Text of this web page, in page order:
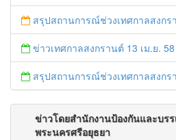
สรุปสถานการณ์ช่วงเทศกาลสงกรานต์ วันที่
ข่าวเทศกาลสงกรานต์ 13 เม.ย. 58
สรุปสถานการณ์ช่วงเทศกาลสงกรานต์ วันที่
ข่าวโดยสำนักงานป้องกันและบร
พระนครศรีอยุธยา